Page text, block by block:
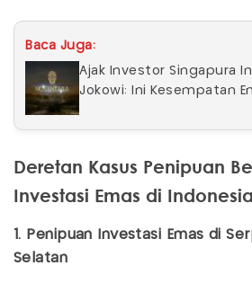
Baca Juga:
Ajak Investor Singapura
Jokowi: Ini Kesempatan
Deretan Kasus Penipuan
Investasi Emas di Indonesia
1. Penipuan Investasi Emas di
Selatan